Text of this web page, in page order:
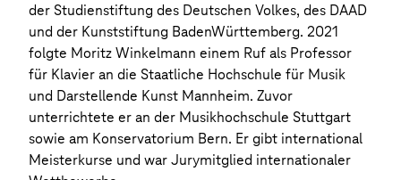
der Studienstiftung des Deutschen Volkes, des DAAD
und der Kunststiftung BadenWürttemberg. 2021
folgte Moritz Winkelmann einem Ruf als Professor
für Klavier an die Staatliche Hochschule für Musik
und Darstellende Kunst Mannheim. Zuvor
unterrichtete er an der Musikhochschule Stuttgart
sowie am Konservatorium Bern. Er gibt international
Meisterkurse und war Jurymitglied internationaler